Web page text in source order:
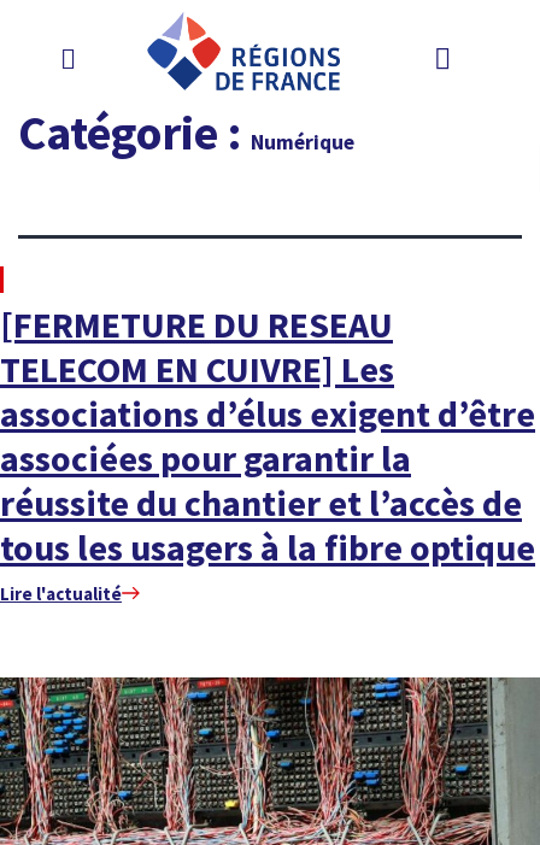
Catégorie : Numérique
[FERMETURE DU RESEAU
TELECOM EN CUIVRE] Les
associations d’élus exigent d’être
associées pour garantir la
réussite du chantier et l’accès de
tous les usagers à la fibre optique
Lire l'actualité